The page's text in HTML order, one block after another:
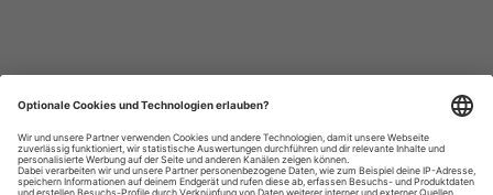
Datenschutzhinweise
Impressum